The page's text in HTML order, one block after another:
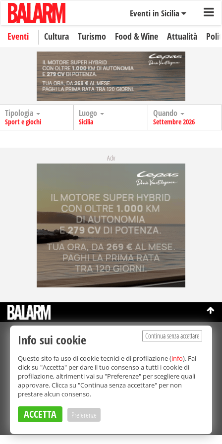
Eventi in Sicilia
Eventi Cultura Turismo Food & Wine Attualità
Tipologia
Sport e giochi
Luogo
Sicilia
Quando
Settembre 2026
Adv
©Copyright 2003-2026
Bmedia Srl
La riproduzione totale o parziale di tutti i contenuti, in qualunque
forma, su qualsiasi supporto è proibita.
Balarm.it è una testata giornalistica registrata. Autorizzazione del
Tribunale di Palermo n° 32 del 21/10/2003
Direttore responsabile:Fabio Ricotta
Privacy e Cookie Policy
Continua senza accettare
Info sui cookie
Questo sito fa uso di cookie tecnici e di profilazione (info). Fai
click su "Accetta" per dare il tuo consenso a tutti i cookie di
profilazione, altrimenti vai su "Preferenze" per scegliere quali
approvare. Clicca su "Continua senza accettare" per non
prestare alcun consenso.
ACCETTA Preferenze